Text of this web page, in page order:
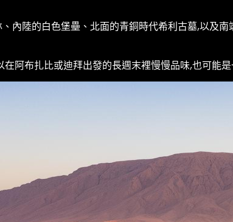
陸的白色堡壘、北面的青銅時代希利古墓,以及
布扎比或迪拜出發的長週末裡慢慢品味,也可能是